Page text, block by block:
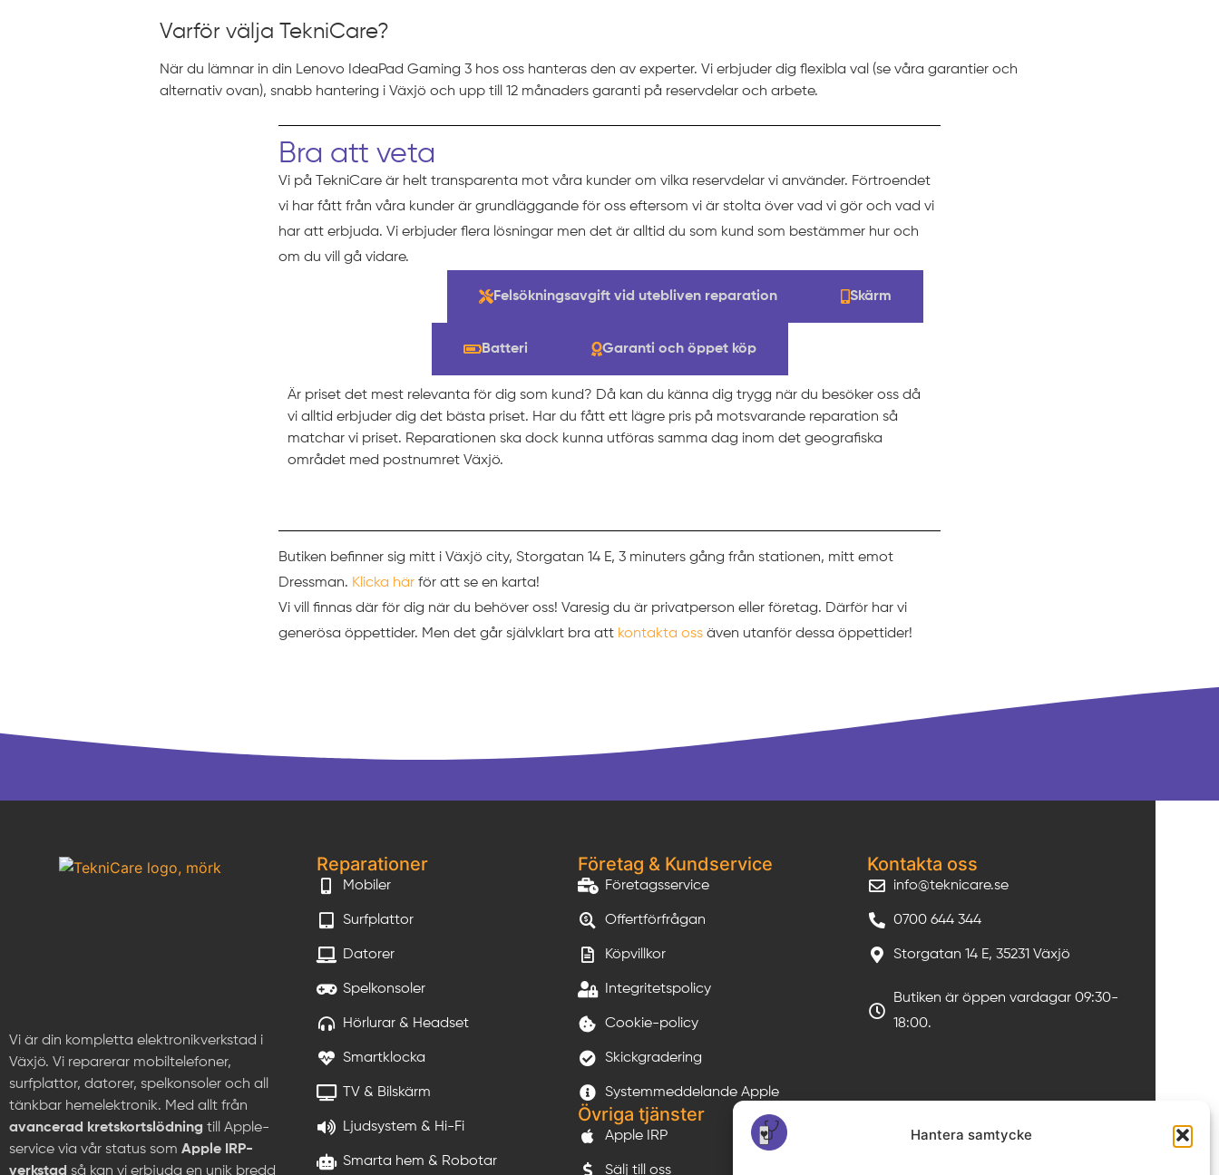
Hantera samtycke
Varför välja TekniCare?
När du lämnar in din Lenovo IdeaPad Gaming 3 hos oss hanteras den av experter. Vi erbjuder dig flexibla val (se våra garantier och
alternativ ovan), snabb hantering i Växjö och upp till 12 månaders garanti på reservdelar och arbete.
Bra att veta
Vi på TekniCare är helt transparenta mot våra kunder om vilka reservdelar vi använder. Förtroendet
vi har fått från våra kunder är grundläggande för oss eftersom vi är stolta över vad vi gör och vad vi
har att erbjuda. Vi erbjuder flera lösningar men det är alltid du som kund som bestämmer hur och
om du vill gå vidare.
Felsökningsavgift vid utebliven reparation Skärm
Batteri Garanti och öppet köp
Är priset det mest relevanta för dig som kund? Då kan du känna dig trygg när du besöker oss då
vi alltid erbjuder dig det bästa priset. Har du fått ett lägre pris på motsvarande reparation så
matchar vi priset. Reparationen ska dock kunna utföras samma dag inom det geografiska
området med postnumret Växjö.
Butiken befinner sig mitt i Växjö city, Storgatan 14 E, 3 minuters gång från stationen, mitt emot
Dressman. Klicka här för att se en karta!
Vi vill finnas där för dig när du behöver oss! Varesig du är privatperson eller företag. Därför har vi
generösa öppettider. Men det går självklart bra att kontakta oss även utanför dessa öppettider!
Vi är din kompletta elektronikverkstad i
Växjö. Vi reparerar mobiltelefoner,
surfplattor, datorer, spelkonsoler och all
tänkbar hemelektronik. Med allt från
avancerad kretskortslödning till Apple-
service via vår status som Apple IRP-
verkstad så kan vi erbjuda en unik bredd
Reparationer
Mobiler
Surfplattor
Datorer
Spelkonsoler
Hörlurar & Headset
Smartklocka
TV & Bilskärm
Ljudsystem & Hi-Fi
Smarta hem & Robotar
Företag & Kundservice
Företagsservice
Offertförfrågan
Köpvillkor
Integritetspolicy
Cookie-policy
Skickgradering
Systemmeddelande Apple
Övriga tjänster
Apple IRP
Sälj till oss
Kontakta oss
info@teknicare.se
0700 644 344
Storgatan 14 E, 35231 Växjö
Butiken är öppen vardagar 09:30-
18:00.